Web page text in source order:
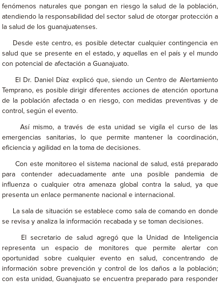
fenómenos naturales que pongan en riesgo la salud de la población,
atendiendo la responsabilidad del sector salud de otorgar protección a
la salud de los guanajuatenses.
Desde este centro, es posible detectar cualquier contingencia en
salud que se presente en el estado, y aquellas en el país y el mundo
con potencial de afectación a Guanajuato.
El Dr. Daniel Díaz explicó que, siendo un Centro de Alertamiento
Temprano, es posible dirigir diferentes acciones de atención oportuna
de la población afectada o en riesgo, con medidas preventivas y de
control, según el evento.
Así mismo, a través de esta unidad se vigila el curso de las
emergencias sanitarias, lo que permite mantener la coordinación,
eficiencia y agilidad en la toma de decisiones.
Con este monitoreo el sistema nacional de salud, está preparado
para contender adecuadamente ante una posible pandemia de
influenza o cualquier otra amenaza global contra la salud, ya que
presenta un enlace permanente nacional e internacional.
La sala de situación se establece como sala de comando en donde
se revisa y analiza la información recabada y se toman decisiones.
El secretario de salud agregó que la Unidad de Inteligencia
representa un espacio de monitores que permite alertar con
oportunidad sobre cualquier evento en salud, concentrando de
información sobre prevención y control de los daños a la población;
con esta unidad, Guanajuato se encuentra preparado para responder